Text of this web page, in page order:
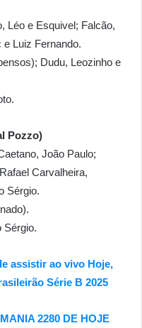
Léo e Esquivel; Falcão,
e Luiz Fernando.
Dudu, Leozinho e
Pozzo)
João Paulo;
Carvalheira,
Sérgio.
Sérgio.
assistir ao vivo Hoje,
Série B 2025
2280 DE HOJE